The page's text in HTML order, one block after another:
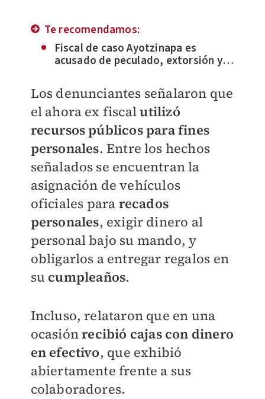
Te recomendamos:
Fiscal de caso Ayotzinapa es
acusado de peculado, extorsión y
Los denunciantes señalaron que
el ahora ex fiscalutilizó
recursos públicos para fines
personales. Entre los hechos
señalados se encuentran la
asignación de vehículos
oficiales para recados
personales, exigir dinero al
personal bajo su mando, y
obligarlos a entregar regalos en
su cumpleaños.
Incluso, relataron que en una
ocasiónrecibió cajas con dinero
en efectivo, que exhibió
abiertamente frente a sus
colaboradores.